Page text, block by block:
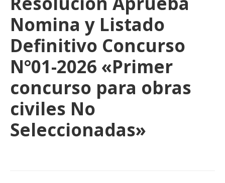
Nomina y Listado
Definitivo Concurso
N°01-2026 «Primer
concurso para obras
civiles No
Seleccionadas»